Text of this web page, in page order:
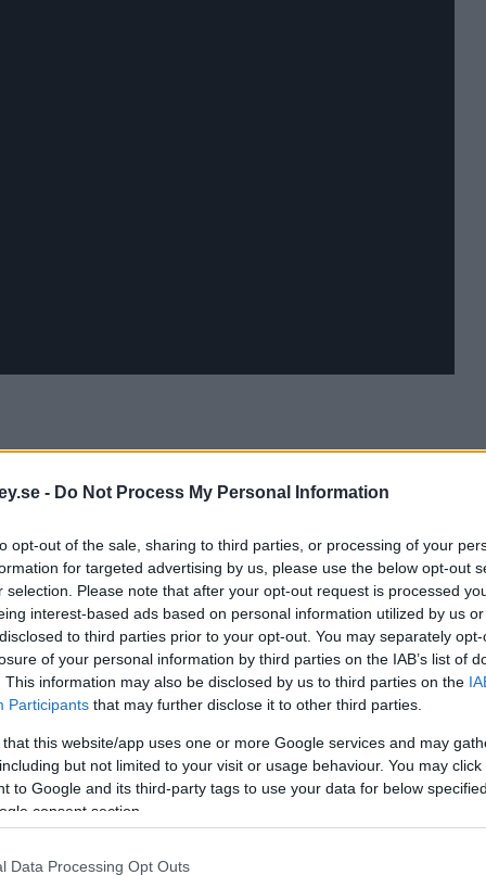
- Do Not Process My Personal Information
opt-out of the sale, sharing to third parties, or processing of your
for targeted advertising by us, please use the below opt-out
selection. Please note that after your opt-out request is processed
interest-based ads based on personal information utilized by us
to third parties prior to your opt-out. You may separately
of your personal information by third parties on the IAB’s list of
This information may also be disclosed by us to third parties on the
Participants that may further disclose it to other third parties.
that this website/app uses one or more Google services and may
but not limited to your visit or usage behaviour. You may
to Google and its third-party tags to use your data for below
consent section.
Data Processing Opt Outs
GÄNG!